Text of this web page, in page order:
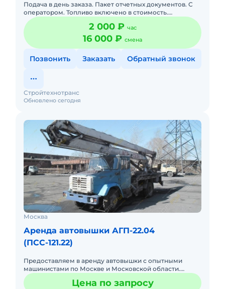
Подача в день заказа. Пакет отчетных документов. С
оператором. Топливо включено в стоимость.
Долгосрочная аренда. Краткосрочная аренда. Техника
с малой наработк
2 000 ₽ час
16 000 ₽ смена
Позвонить Заказать Обратный звонок
Обновлено сегодня
Стройтехнотранс
Москва
Аренда автовышки АГП-22.04
(ПСС-121.22)
Предоставляем в аренду автовышки с опытными
машинистами по Москве и Московской области.
Любой вид аренды. Долгосрочный, краткосрочный
(почасовой, посменный) При
Цена по запросу